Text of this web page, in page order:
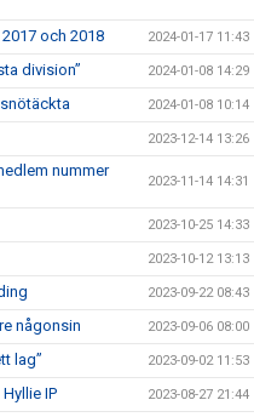
och 2018 2024-01-17 11:43
division” 2024-01-08 14:29
2024-01-08 10:14
2023-12-14 13:26
nummer
2023-11-14 14:31
2023-10-25 14:33
2023-10-12 13:13
2023-09-22 08:43
någonsin 2023-09-06 08:00
lag” 2023-09-02 11:53
IP 2023-08-27 21:44